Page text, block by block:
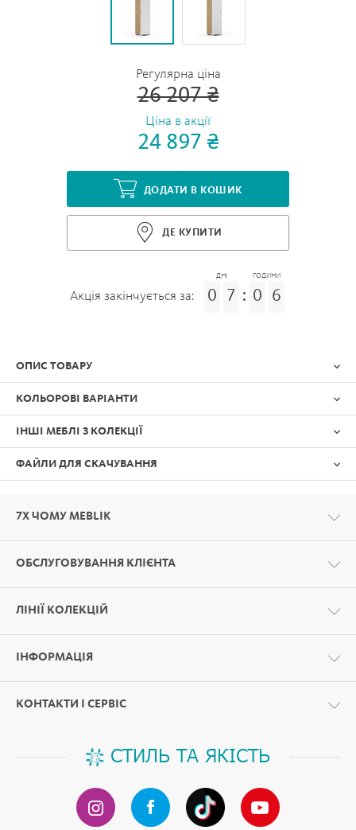
Регулярна ціна
26 207 ₴
Ціна в акції
24 897 ₴
ДОДАТИ В КОШИК
ДЕ КУПИТИ
Акція закінчується за:
ДНІ
0 7 :
ГОДИНИ
0 6
ОПИС ТОВАРУ
Петлі з функцією тихого закривання.
Фасад пофарбований екологічними на
КОЛЬОРОВІ ВАРІАНТИ
X Grey
ІНШІ МЕБЛІ З КОЛЕКЦІЇ
SP.21 - Шафа-купе 160 X Oak
1600x600x2100
74 393 ₴ 70 673 ₴
ФАЙЛИ ДЛЯ СКАЧУВАННЯ
Формат:PDF
7Х ЧОМУ MEBLIK
ОБСЛУГОВУВАННЯ КЛІЄНТА
ЛІНІЇ КОЛЕКЦІЙ
ІНФОРМАЦІЯ
КОНТАКТИ І СЕРВІС
СТИЛЬ ТА ЯКІСТЬ